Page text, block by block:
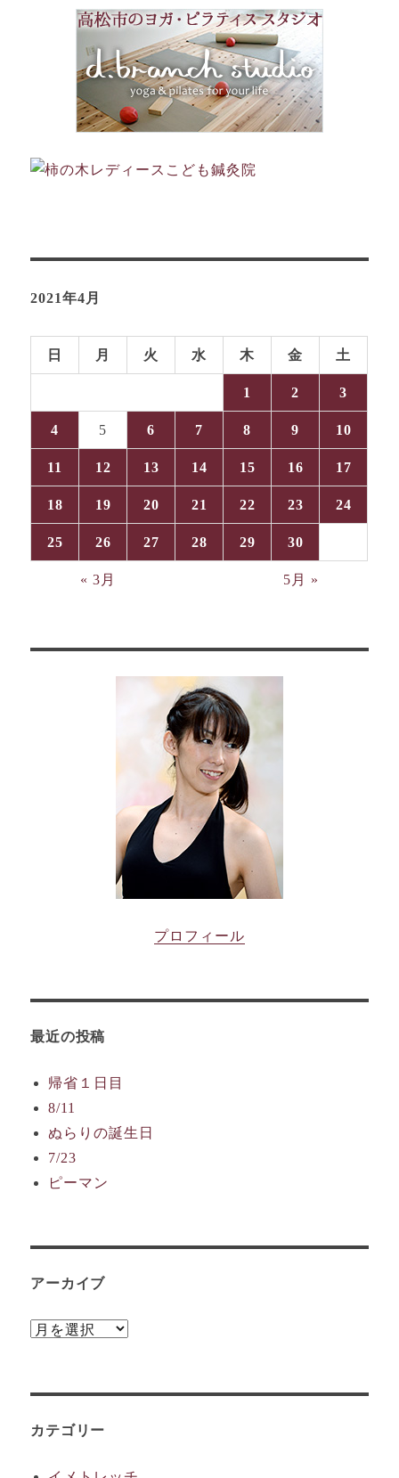
2021年4月
日 月 火 水 木 金 土
1 2 3
4 5 6 7 8 9 10
11 12 13 14 15 16 17
18 19 20 21 22 23 24
25 26 27 28 29 30
« 3月 5月 »
プロフィール
最近の投稿
帰省１日目
8/11
ぬらりの誕生日
7/23
ピーマン
アーカイブ
ア
ブ
カテゴリー